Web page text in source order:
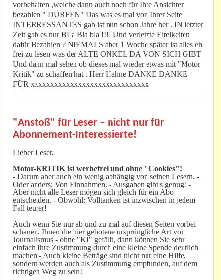
vorbehalten ,welche dann auch noch für Ihre Ansichten
bezahlen " DÜRFEN" Das was es mal von Ihrer Seite
INTERRESSANTES gab ist nun schon Jahre her . IN letzter
Zeit gab es nur BLa Bla bla !!!! Und verletzte Eitelkeiten
dafür Bezahlen ? NIEMALS aber 1 Woche später ist alles eh
frei zu lesen was der ALTE ONKEL DA VON SICH GIBT
Und dann mal sehen ob dieses mal wieder etwas mit "Motor
Kritik" zu schaffen hat . Herr Hahne DANKE DANKE
FÜR xxxxxxxxxxxxxxxxxxxxxxxxxxxxxx
"Anstoß" für Leser – nicht nur für
Abonnement-Interessierte!
Lieber Leser,
Motor-KRITIK ist werbefrei und ohne "Cookies"!
- Darum aber auch ein wenig abhängig von seinen Lesern. -
Oder anders: Von Einnahmen. - Ausgaben gibt's genug! -
Aber nicht alle Leser mögen sich gleich für ein Abo
entscheiden. - Obwohl: Volltanken ist inzwischen in jedem
Fall teurer!
Auch wenn Sie nur ab und zu mal auf diesen Seiten vorbei
schauen, Ihnen die hier gebotene ursprüngliche Art von
Journalismus - ohne "KI" gefällt, dann können Sie sehr
einfach Ihre Zustimmung durch eine kleine Spende deutlich
machen - Auch kleine Beträge sind nicht nur eine Hilfe,
sondern werden auch als Zustimmung empfunden, auf dem
richtigen Weg zu sein!